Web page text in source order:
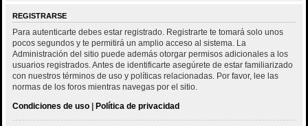
REGISTRARSE
Para autenticarte debes estar registrado. Registrarte te tomará solo unos
pocos segundos y te permitirá un amplio acceso al sistema. La
Administración del sitio puede además otorgar permisos adicionales a los
usuarios registrados. Antes de identificarte asegúrete de estar familiarizado
con nuestros términos de uso y políticas relacionadas. Por favor, lee las
normas de los foros mientras navegas por el sitio.
Condiciones de uso | Política de privacidad